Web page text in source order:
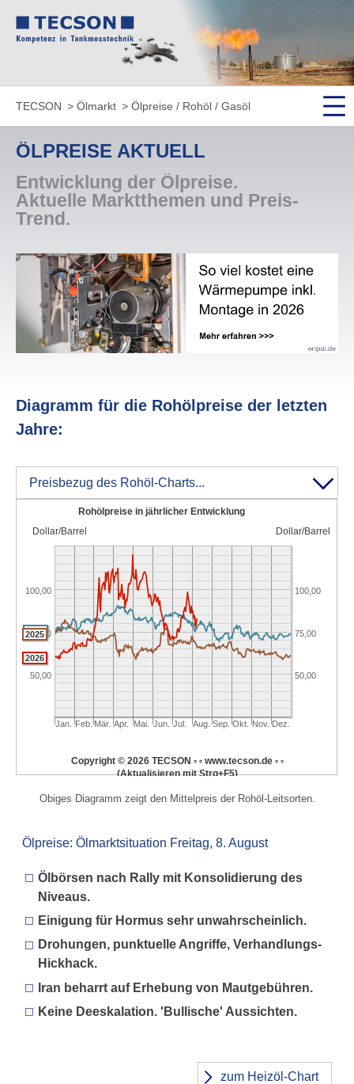
TECSON Ölmarkt Ölpreise / Rohöl / Gasöl
ÖLPREISE AKTUELL
Entwick­lung der Ölpreise.
Aktuelle Markt­themen und Preis-
Trend.
Diagramm für die Rohöl­preise der letzten
Jahre:
Preisbezug des Rohöl-Charts...
Dollar/Barrel Dollar/Barrel
Rohölpreise in jährlicher Entwicklung
Copyright © 2026 TECSON ▫ ▫ www.tecson.de ▫ ▫
(Aktualisieren mit Strg+F5)
50,00
75,00
100,00
50,00
75,00
100,00
Jan. Feb. Mär. Apr. Mai. Jun. Jul. Aug. Sep. Okt. Nov. Dez.
2024
2025
2026
Obiges Diagramm zeigt den Mittel­preis der Rohöl-Leit­sorten.
Ölpreise: Ölmarkt­si­tua­tion Freitag, 8. August
Ölbörsen nach Rally mit Konsolidierung des
Niveaus.
Einigung für Hormus sehr unwahrscheinlich.
Drohungen, punktuelle Angriffe, Verhandlungs-
Hickhack.
Iran beharrt auf Erhebung von Mautgebühren.
Keine Deeskalation. 'Bullische' Aussichten.
zum Heizöl-Chart